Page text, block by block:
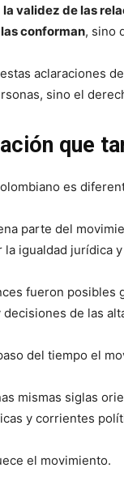
la validez de las
conforman, sino
aclaraciones
sino el
que
es
parte del
igualdad jurídica
fueron posibles
de las
del tiempo el
mismas siglas
y corrientes
el movimiento.